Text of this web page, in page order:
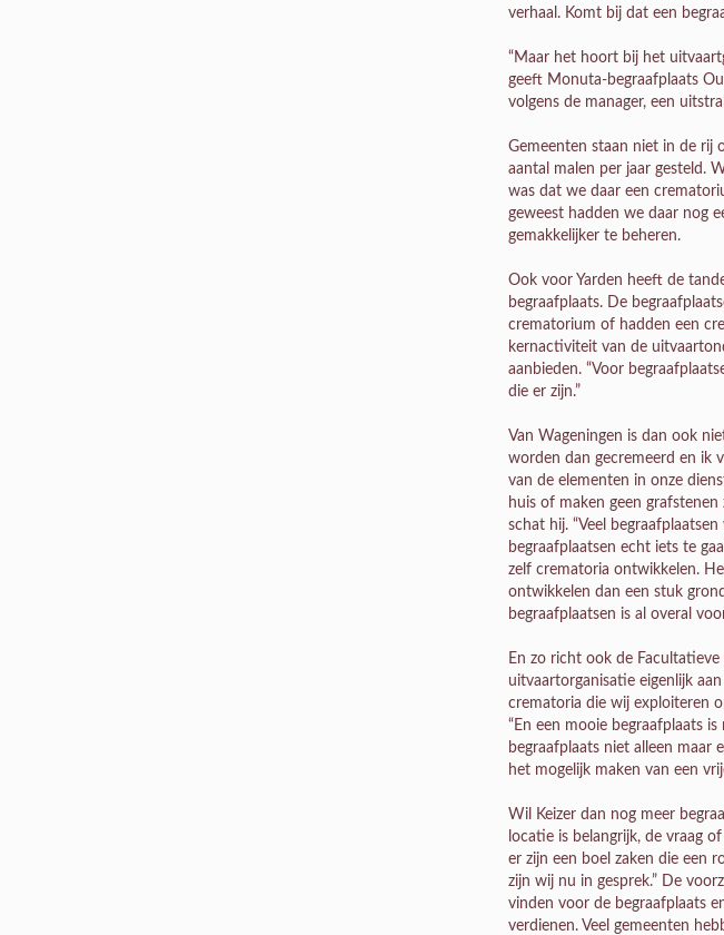
verhaal. Komt bij dat een
“Maar het hoort bij het
geeft Monuta-begraafplaats
volgens de manager, een
Gemeenten staan niet in de rij
aantal malen per jaar gesteld.
was dat we daar een
geweest hadden we daar nog
gemakkelijker te beheren.
Ook voor Yarden heeft de
begraafplaats. De
crematorium of hadden een
kernactiviteit van de
aanbieden. “Voor
die er zijn.”
Van Wageningen is dan ook
worden dan gecremeerd en ik
van de elementen in onze
huis of maken geen
schat hij. “Veel
begraafplaatsen echt iets te
zelf crematoria ontwikkelen.
ontwikkelen dan een stuk
begraafplaatsen is al overal
En zo richt ook de
uitvaartorganisatie eigenlijk
crematoria die wij exploiteren
“En een mooie begraafplaats
begraafplaats niet alleen maar
het mogelijk maken van een
Wil Keizer dan nog meer
locatie is belangrijk, de vraag
er zijn een boel zaken die een
zijn wij nu in gesprek.” De
vinden voor de begraafplaats
verdienen. Veel gemeenten